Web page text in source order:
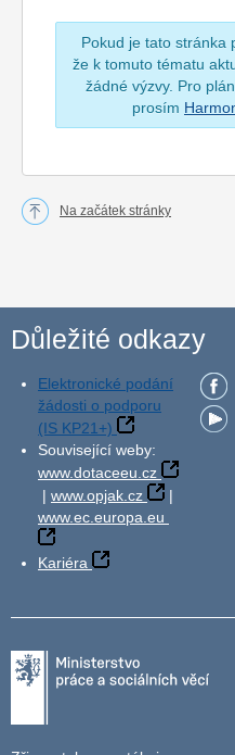
Pokud je tato stránka
že k tomuto tématu
žádné výzvy. Pro
prosím
Na začátek stránky
Důležité odkazy
Elektronické podání
žádosti o podporu
(IS KP21+)
Související weby:
www.dotaceeu.cz
| www.opjak.cz
|
www.ec.europa.eu
Kariéra